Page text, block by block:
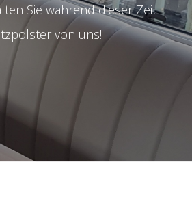
Sie während dieser Zeit
von uns!